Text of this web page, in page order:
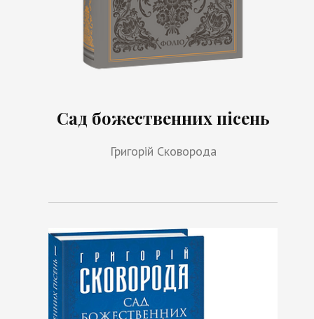
Сад божественних пісень
Григорій Сковорода